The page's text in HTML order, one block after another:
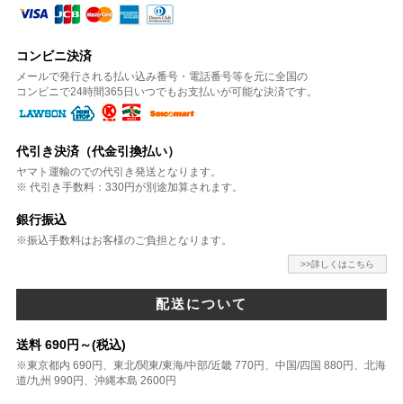
コンビニ決済
メールで発行される払い込み番号・電話番号等を元に全国の
コンビニで24時間365日いつでもお支払いが可能な決済です。
代引き決済（代金引換払い）
ヤマト運輸のでの代引き発送となります。
※ 代引き手数料：330円が別途加算されます。
銀行振込
※振込手数料はお客様のご負担となります。
>>詳しくはこちら
配送について
送料 690円～(税込)
※東京都内 690円、東北/関東/東海/中部/近畿 770円、中国/四国 880円、北海
道/九州 990円、沖縄本島 2600円